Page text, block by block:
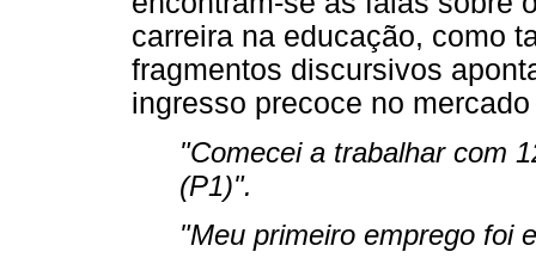
carreira na educação, como
fragmentos discursivos
ingresso precoce no
"Comecei a trabalhar com
(P1)".
"Meu primeiro emprego foi